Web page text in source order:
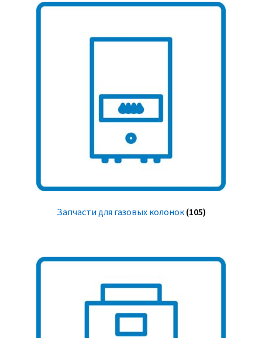
Запчасти для газовых колонок (105)